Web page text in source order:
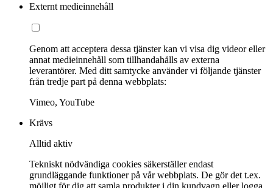
Externt medieinnehåll
Genom att acceptera dessa tjänster kan vi visa dig videor eller
annat medieinnehåll som tillhandahålls av externa
leverantörer. Med ditt samtycke använder vi följande tjänster
från tredje part på denna webbplats:
Vimeo, YouTube
Krävs
Alltid aktiv
Tekniskt nödvändiga cookies säkerställer endast
grundläggande funktioner på vår webbplats. De gör det t.ex.
möjligt för dig att samla produkter i din kundvagn eller logga